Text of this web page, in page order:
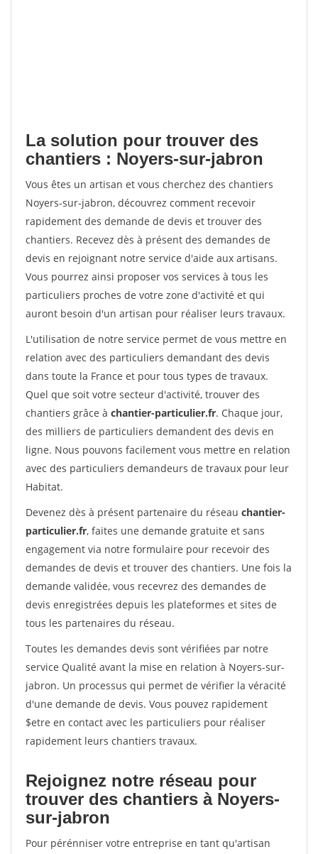
La solution pour trouver des
chantiers : Noyers-sur-jabron
Vous êtes un artisan et vous cherchez des chantiers
Noyers-sur-jabron, découvrez comment recevoir
rapidement des demande de devis et trouver des
chantiers. Recevez dès à présent des demandes de
devis en rejoignant notre service d'aide aux artisans.
Vous pourrez ainsi proposer vos services à tous les
particuliers proches de votre zone d'activité et qui
auront besoin d'un artisan pour réaliser leurs travaux.
L'utilisation de notre service permet de vous mettre en
relation avec des particuliers demandant des devis
dans toute la France et pour tous types de travaux.
Quel que soit votre secteur d'activité, trouver des
chantiers grâce à chantier-particulier.fr. Chaque jour,
des milliers de particuliers demandent des devis en
ligne. Nous pouvons facilement vous mettre en relation
avec des particuliers demandeurs de travaux pour leur
Habitat.
Devenez dès à présent partenaire du réseau chantier-
particulier.fr, faites une demande gratuite et sans
engagement via notre formulaire pour recevoir des
demandes de devis et trouver des chantiers. Une fois la
demande validée, vous recevrez des demandes de
devis enregistrées depuis les plateformes et sites de
tous les partenaires du réseau.
Toutes les demandes devis sont vérifiées par notre
service Qualité avant la mise en relation à Noyers-sur-
jabron. Un processus qui permet de vérifier la véracité
d'une demande de devis. Vous pouvez rapidement
$etre en contact avec les particuliers pour réaliser
rapidement leurs chantiers travaux.
Rejoignez notre réseau pour
trouver des chantiers à Noyers-
sur-jabron
Pour pérénniser votre entreprise en tant qu'artisan